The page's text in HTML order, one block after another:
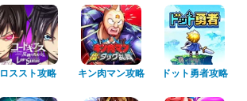
ロススト攻略 キン肉マン攻略 ドット勇者攻略